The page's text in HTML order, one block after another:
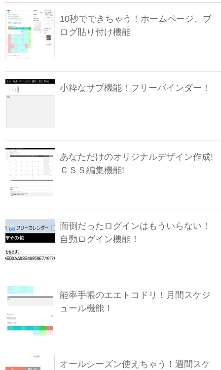
10秒でできちゃう！ホームページ、ブ
ログ貼り付け機能
小粋なサブ機能！フリーバインダー！
あなただけのオリジナルデザイン作成!
ＣＳＳ編集機能!
面倒だったログインはもういらない！
自動ログイン機能！
能率手帳のエエトコドリ！月間スケジ
ュール機能！
オールシーズン使えちゃう！週間スケ